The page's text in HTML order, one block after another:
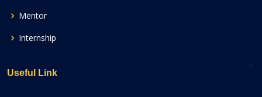
Mentor
Internship
Useful Link